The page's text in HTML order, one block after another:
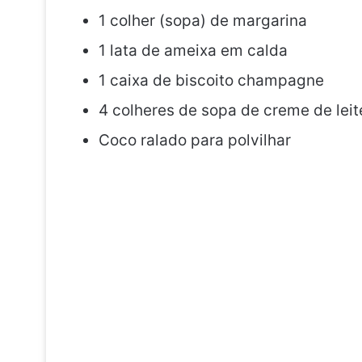
1 colher (sopa) de margarina
1 lata de ameixa em calda
1 caixa de biscoito champagne
4 colheres de sopa de creme de
Coco ralado para polvilhar